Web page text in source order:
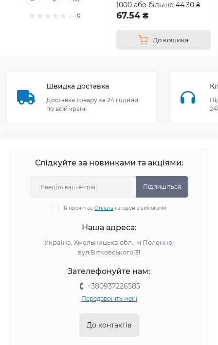
0
1000 або більше 44.30 ₴
67.54 ₴
До кошика
Швидка доставка
Доставка товару за 24 години
по всій країні
Слідкуйте за новинками та акціями:
Підпишіться
Я прочитав Оплата і згоден з вимогами
Наша адреса:
Україна, Хмельницька обл., м.Полонне,
вул.Вітковського 31
Зателефонуйте нам:
+380937226585
Передзвоніть мені
До контактів